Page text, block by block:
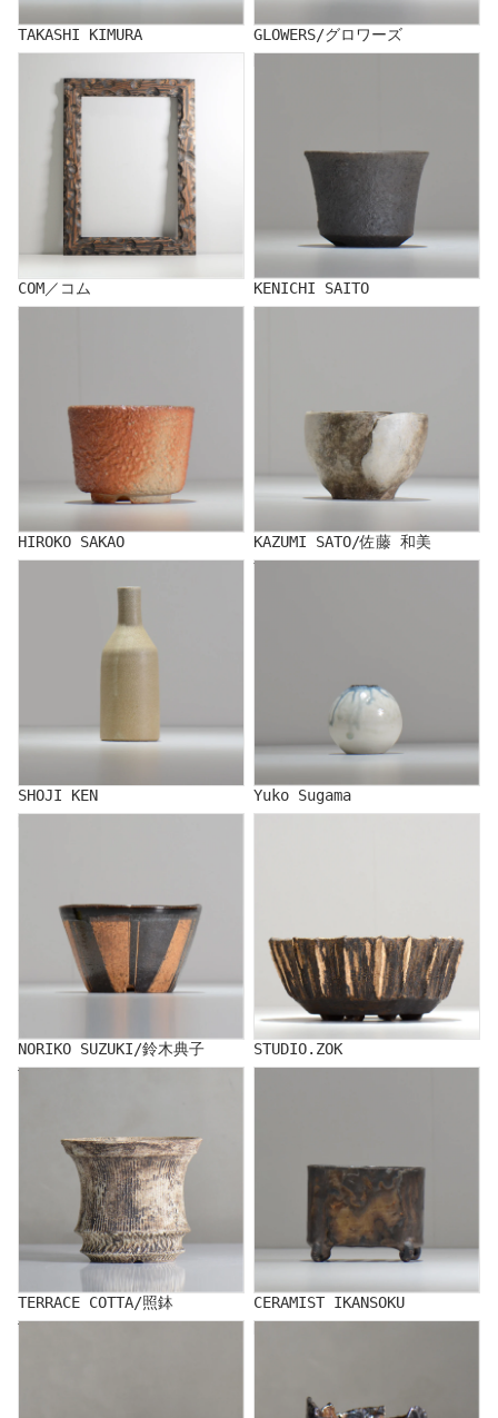
TAKASHI KIMURA
GLOWERS/グロワーズ
COM／コム
KENICHI SAITO
HIROKO SAKAO
KAZUMI SATO/佐藤 和美
SHOJI KEN
Yuko Sugama
Yuko Sugama
NORIKO SUZUKI/鈴木典子
STUDIO.ZOK
TERRACE COTTA/照鉢
TERRACE COTTA/照鉢
CERAMIST IKANSOKU
TOUBOU_KIBI/Toubou Kibi